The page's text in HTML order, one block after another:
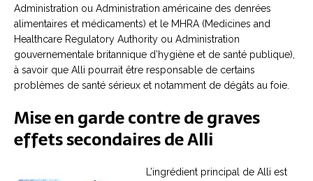
Administration ou Administration américaine des denrées
alimentaires et médicaments) et le MHRA (Medicines and
Healthcare Regulatory Authority ou Administration
gouvernementale britannique d’hygiène et de santé publique),
à savoir que Alli pourrait être responsable de certains
problèmes de santé sérieux et notamment de dégâts au foie.
Mise en garde contre de graves
effets secondaires de Alli
L’ingrédient principal de Alli est